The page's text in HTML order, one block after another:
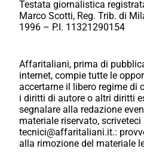
Testata giornalistica
Marco Scotti, Reg. Trib. di
1996 – P.I. 11321290154
Affaritaliani, prima di
internet, compie tutte le
accertarne il libero regime di
i diritti di autore o altri diritti
segnalare alla redazione
materiale riservato, scriveteci
tecnici@affaritaliani.it.:
alla rimozione del materiale